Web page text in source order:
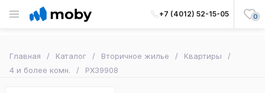
+7 (4012) 52-15-05 0
Главная Каталог Вторичное жилье
Квартиры
4 и более комн.
PX39908